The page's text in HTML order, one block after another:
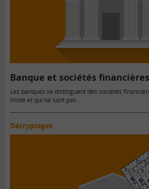
Banque et sociétés financières
Les banques se distinguent des sociétés
limité et qui ne sont pas…
Décryptages